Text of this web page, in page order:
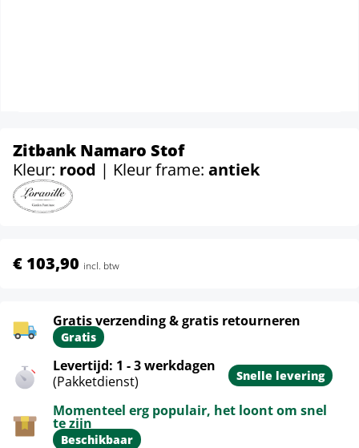
Zitbank Namaro Stof
Kleur: rood | Kleur frame: antiek
€ 103,90 incl. btw
Gratis verzending & gratis retourneren
Gratis
Levertijd: 1 - 3 werkdagen
(Pakketdienst)
Snelle levering
Momenteel erg populair, het loont om snel
te zijn
Beschikbaar